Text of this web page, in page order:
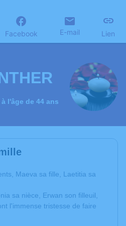
Facebook E-mail Lien
l'âge de 44 ans
Maeva sa fille, Laetitia sa
sa nièce, Erwan son filleuil,
l'immense tristesse de faire